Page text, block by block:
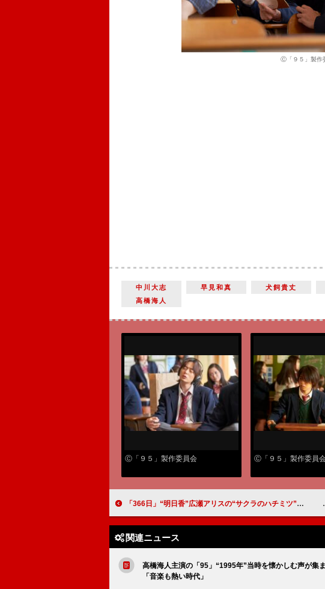
Ⓒ「９５」製作
中川大志 早見和真 犬飼貴丈
高橋海人
Ⓒ「９５」製作委員会 Ⓒ「９５」製作委員
「366日」“明日香”広瀬アリスの“サクラのハチミツ”シーンに号泣 「泣き過ぎて嗚呼」「“遥斗”眞栄田郷敦の愛しか感じない」
関連ニュース
高橋海人主演の「95」“1995年”当時を懐かしむ声が
「音楽も熱い時代」